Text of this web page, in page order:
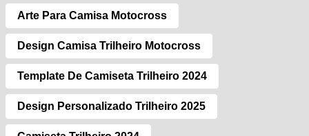
Arte Para Camisa Motocross
Design Camisa Trilheiro Motocross
Template De Camiseta Trilheiro 2024
Design Personalizado Trilheiro 2025